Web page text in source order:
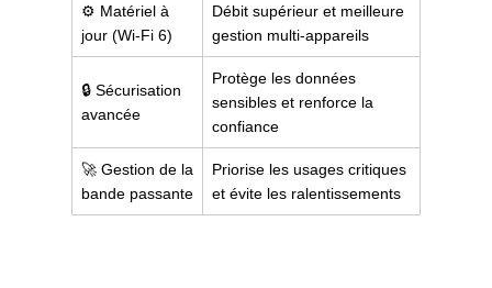
⚙️ Matériel à
jour (Wi-Fi 6)
Débit supérieur et meilleure
gestion multi-appareils
🔒 Sécurisation
avancée
Protège les données
sensibles et renforce la
confiance
🚀 Gestion de la
bande passante
Priorise les usages critiques
et évite les ralentissements